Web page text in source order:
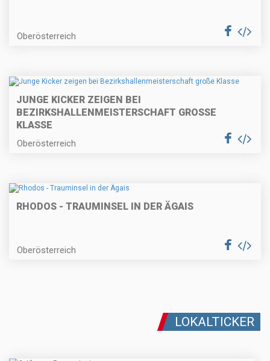
Oberösterreich
JUNGE KICKER ZEIGEN BEI
BEZIRKSHALLENMEISTERSCHAFT GROSSE K
LASSE
Oberösterreich
RHODOS - TRAUMINSEL IN DER ÄGAIS
Oberösterreich
LOKALTICKER